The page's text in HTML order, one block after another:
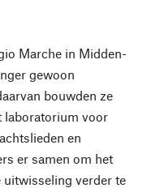
Marche in Midden-
gewoon
bouwden ze
laboratorium voor
en
er samen om het
uitwisseling verder te